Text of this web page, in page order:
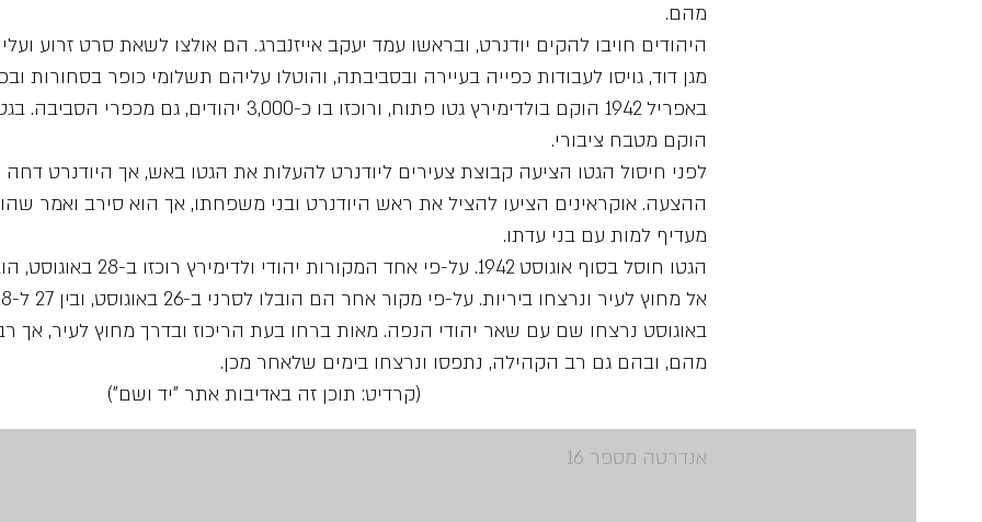
מהם.
היהודים חויבו להקים יודנרט, ובראשו עמד יעקב אייזנברג. הם אולצו לשאת סרט זרוע
מגן דוד, גויסו לעבודות כפייה בעיירה ובסביבתה, והוטלו עליהם תשלומי כופר בסחורות
באפריל 1942 הוקם בולדימירץ גטו פתוח, ורוכזו בו כ-3,000 יהודים, גם מכפרי הסביבה.
הוקם מטבח ציבורי.
לפני חיסול הגטו הציעה קבוצת צעירים ליודנרט להעלות את הגטו באש, אך היודנרט
ההצעה. אוקראינים הציעו להציל את ראש היודנרט ובני משפחתו, אך הוא סירב ואמר
מעדיף למות עם בני עדתו.
הגטו חוסל בסוף אוגוסט 1942. על-פי אחד המקורות יהודי ולדימירץ
אל מחוץ לעיר ונרצחו ביריות. על-פי
באוגוסט נרצחו שם עם שאר יהודי הנפה. מאות ברחו בעת הריכוז ובדרך מחוץ לעיר, אך
מהם, ובהם גם רב הקהילה, נתפסו ונרצחו בימים שלאחר מכן.
(קרדיט: תוכן זה באדיבות אתר "יד ושם")
אנדרטה מספר 16